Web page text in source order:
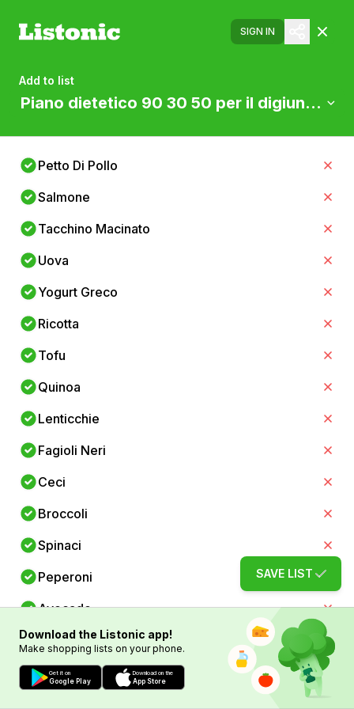
SIGN IN
Add to list
Piano dietetico 90 30 50 per il digiuno
Petto Di Pollo
Salmone
Tacchino Macinato
Uova
Yogurt Greco
Ricotta
Tofu
Quinoa
Lenticchie
Fagioli Neri
Ceci
Broccoli
Spinaci
Peperoni
Avocado
Mandorle
Noci
SAVE LIST
Download the Listonic app!
Make shopping lists on your phone.
Get it on
Google Play
Download on the
App Store